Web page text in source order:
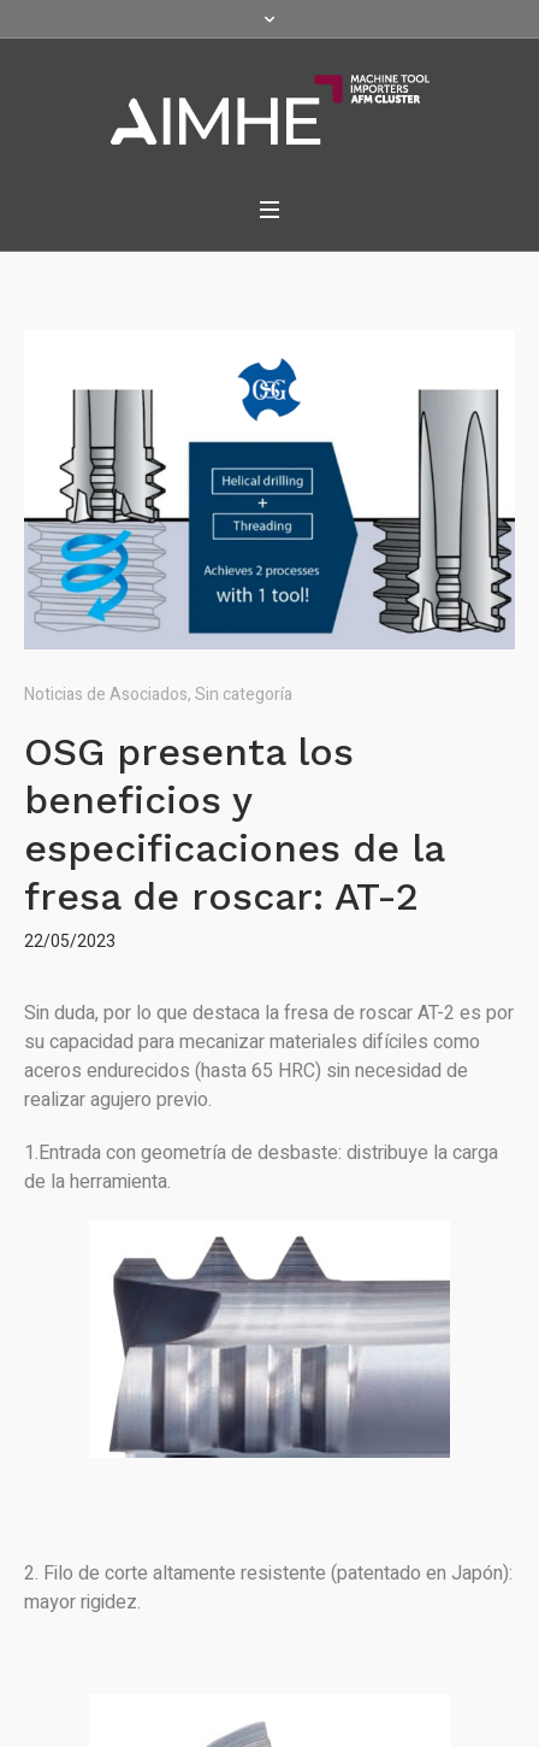
Noticias de Asociados,Sin categoría
OSG presenta los
beneficios y
especificaciones de la
fresa de roscar: AT-2
22/05/2023
Sin duda, por lo que destaca la fresa de roscar AT-2 es por
su capacidad para mecanizar materiales difíciles como
aceros endurecidos (hasta 65 HRC) sin necesidad de
realizar agujero previo.
1.Entrada con geometría de desbaste: distribuye la carga
de la herramienta.
2. Filo de corte altamente resistente (patentado en Japón):
mayor rigidez.